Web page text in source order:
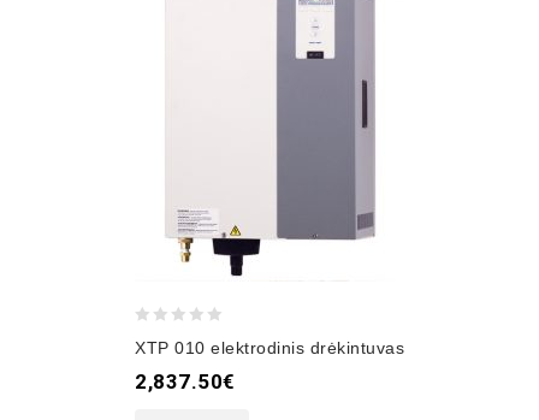
of
XTP 010 elektrodinis drėkintuvas
2,837.50€